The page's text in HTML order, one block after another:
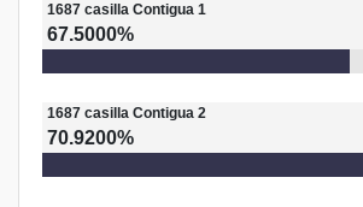
1687 casilla Contigua 1
67.5000%
1687 casilla Contigua 2
70.9200%